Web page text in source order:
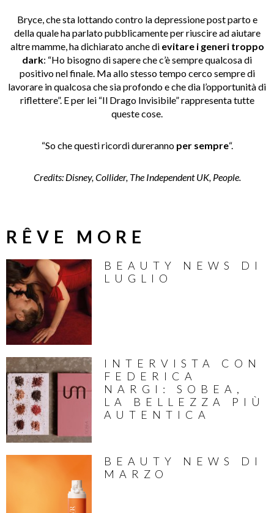
Bryce, che sta lottando contro la depressione post parto e
della quale ha parlato pubblicamente per riuscire ad aiutare
altre mamme, ha dichiarato anche di evitare i generi troppo
dark: “Ho bisogno di sapere che c’è sempre qualcosa di
positivo nel finale. Ma allo stesso tempo cerco sempre di
lavorare in qualcosa che sia profondo e che dia l’opportunità di
riflettere”. E per lei “Il Drago Invisibile” rappresenta tutte
queste cose.
“So che questi ricordi dureranno per sempre“.
Credits: Disney, Collider, The Independent UK, People.
RÊVE MORE
BEAUTY NEWS DI
LUGLIO
INTERVISTA CON
FEDERICA
NARGI: SOBEA,
LA BELLEZZA PIÙ
AUTENTICA
BEAUTY NEWS DI
MARZO